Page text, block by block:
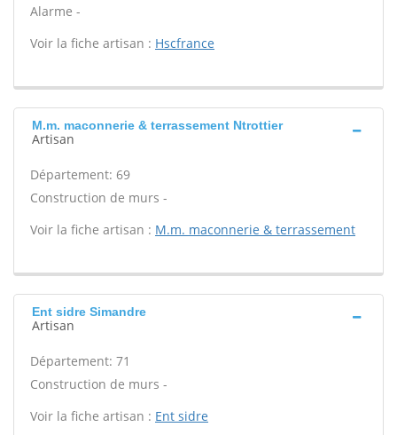
Alarme -
Voir la fiche artisan : Hscfrance
M.m. maconnerie & terrassement Ntrottier
Artisan
Département: 69
Construction de murs -
Voir la fiche artisan : M.m. maconnerie & terrassement
Ent sidre Simandre
Artisan
Département: 71
Construction de murs -
Voir la fiche artisan : Ent sidre